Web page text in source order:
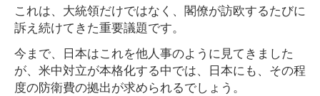
これは、大統領だけではなく、閣僚が訪欧するたびに
訴え続けてきた重要議題です。
今まで、日本はこれを他人事のように見てきました
が、米中対立が本格化する中では、日本にも、その程
度の防衛費の拠出が求められるでしょう。